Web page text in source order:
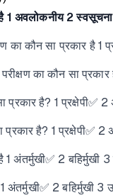
2 स्वसूचना
का कौन सा प्रकार है 1
परीक्षण का कौन सा
है? 1 प्रक्षेपी✅ 2
है? 1 प्रक्षेपी✅ 2
1 अंतर्मुखी✅ 2
अंतर्मुखी✅ 2 बहिर्मुखी